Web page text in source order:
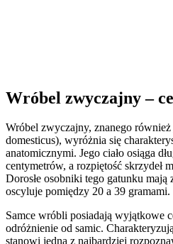
Wróbel zwyczajny –
Wróbel zwyczajny, znanego
domesticus), wyróżnia się
anatomicznymi. Jego ciało osiąga
centymetrów, a rozpiętość skrzydeł
Dorosłe osobniki tego gatunku mają
oscyluje pomiędzy 20 a 39 gramami.
Samce wróbli posiadają wyjątkowe
odróżnienie od samic.
stanowi jedną z najbardziej